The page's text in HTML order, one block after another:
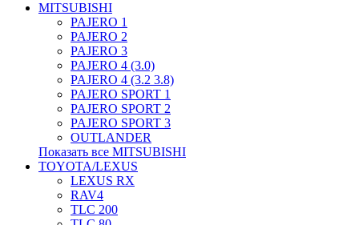
MITSUBISHI
PAJERO 1
PAJERO 2
PAJERO 3
PAJERO 4 (3.0)
PAJERO 4 (3.2 3.8)
PAJERO SPORT 1
PAJERO SPORT 2
PAJERO SPORT 3
OUTLANDER
Показать все MITSUBISHI
TOYOTA/LEXUS
LEXUS RX
RAV4
TLC 200